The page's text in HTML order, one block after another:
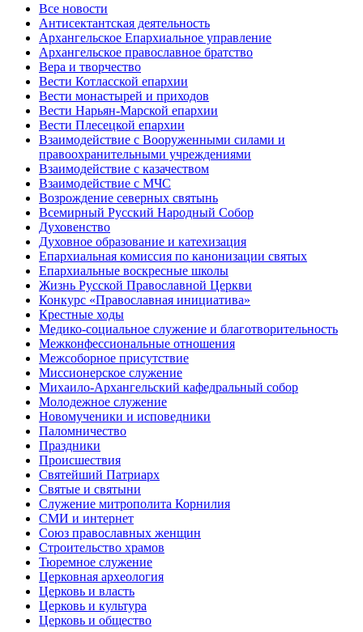
Все новости
Антисектантская деятельность
Архангельское Епархиальное управление
Архангельское православное братство
Вера и творчество
Вести Котласской епархии
Вести монастырей и приходов
Вести Нарьян-Марской епархии
Вести Плесецкой епархии
Взаимодействие с Вооруженными силами и
правоохранительными учреждениями
Взаимодействие с казачеством
Взаимодействие с МЧС
Возрождение северных святынь
Всемирный Русский Народный Собор
Духовенство
Духовное образование и катехизация
Епархиальная комиссия по канонизации святых
Епархиальные воскресные школы
Жизнь Русской Православной Церкви
Конкурс «Православная инициатива»
Крестные ходы
Медико-социальное служение и благотворительность
Межконфессиональные отношения
Межсоборное присутствие
Миссионерское служение
Михаило-Архангельский кафедральный собор
Молодежное служение
Новомученики и исповедники
Паломничество
Праздники
Происшествия
Святейший Патриарх
Святые и святыни
Служение митрополита Корнилия
СМИ и интернет
Союз православных женщин
Строительство храмов
Тюремное служение
Церковная археология
Церковь и власть
Церковь и культура
Церковь и общество